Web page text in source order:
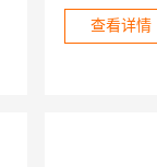
查看详情